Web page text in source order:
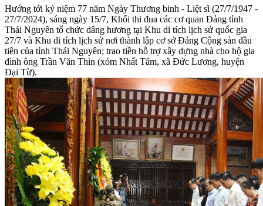
Hướng tới kỷ niệm 77 năm Ngày Thương binh - Liệt sĩ (27/7/1947 -
27/7/2024), sáng ngày 15/7, Khối thi đua các cơ quan Đảng tỉnh
Thái Nguyên tổ chức dâng hương tại Khu di tích lịch sử quốc gia
27/7 và Khu di tích lịch sử nơi thành lập cơ sở Đảng Cộng sản đầu
tiên của tỉnh Thái Nguyên; trao tiền hỗ trợ xây dựng nhà cho hộ gia
đình ông Trần Văn Thìn (xóm Nhất Tâm, xã Đức Lương, huyện
Đại Từ).